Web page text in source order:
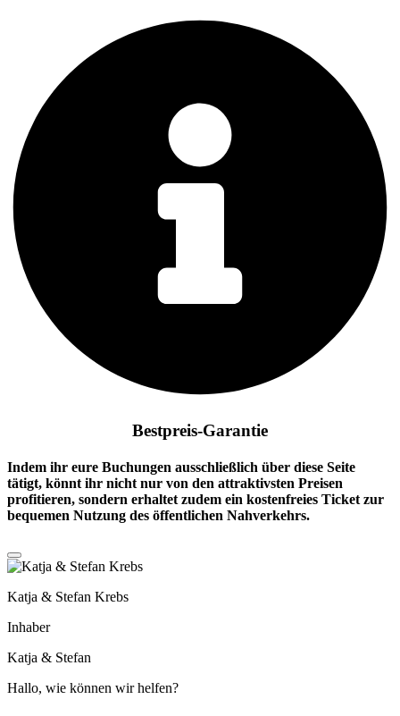
Bestpreis-Garantie
Indem ihr eure Buchungen ausschließlich über diese Seite
tätigt, könnt ihr nicht nur von den attraktivsten Preisen
profitieren, sondern erhaltet zudem ein kostenfreies Ticket zur
bequemen Nutzung des öffentlichen Nahverkehrs.
Katja & Stefan Krebs
Inhaber
Katja & Stefan
Hallo, wie können wir helfen?